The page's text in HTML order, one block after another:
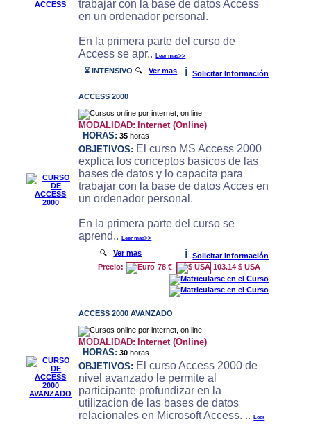
trabajar con la base de datos Access
en un ordenador personal.
En la primera parte del curso de
Access se apr..Leer mas>>
⌛ INTENSIVO 🔍Ver mas i Solicitar Información
ACCESS 2000
MODALIDAD: Internet (Online)
HORAS: 35 horas
OBJETIVOS: El curso MS Access 2000
explica los conceptos basicos de las
bases de datos y lo capacita para
trabajar con la base de datos Acces en
un ordenador personal.
En la primera parte del curso se
aprend..Leer mas>>
🔍Ver mas i
Solicitar Información
Precio:
78 € 103.14 $ USA
ACCESS 2000 AVANZADO
MODALIDAD: Internet (Online)
HORAS: 30 horas
OBJETIVOS: El curso Access 2000 de
nivel avanzado le permite al
participante profundizar en la
utilizacion de las bases de datos
relacionales en Microsoft Access. ..Leer